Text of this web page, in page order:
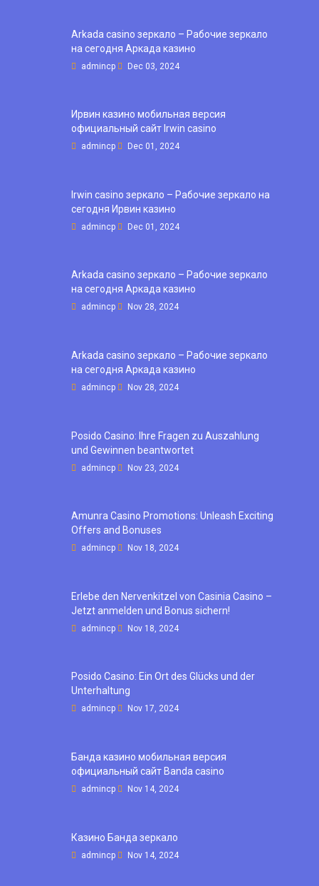
Arkada casino зеркало – Рабочие зеркало
на сегодня Аркада казино
admincp Dec 03, 2024
Ирвин казино мобильная версия
официальный сайт Irwin casino
admincp Dec 01, 2024
Irwin casino зеркало – Рабочие зеркало на
сегодня Ирвин казино
admincp Dec 01, 2024
Arkada casino зеркало – Рабочие зеркало
на сегодня Аркада казино
admincp Nov 28, 2024
Arkada casino зеркало – Рабочие зеркало
на сегодня Аркада казино
admincp Nov 28, 2024
Posido Casino: Ihre Fragen zu Auszahlung
und Gewinnen beantwortet
admincp Nov 23, 2024
Amunra Casino Promotions: Unleash Exciting
Offers and Bonuses
admincp Nov 18, 2024
Erlebe den Nervenkitzel von Casinia Casino –
Jetzt anmelden und Bonus sichern!
admincp Nov 18, 2024
Posido Casino: Ein Ort des Glücks und der
Unterhaltung
admincp Nov 17, 2024
Банда казино мобильная версия
официальный сайт Banda casino
admincp Nov 14, 2024
Казино Банда зеркало
admincp Nov 14, 2024